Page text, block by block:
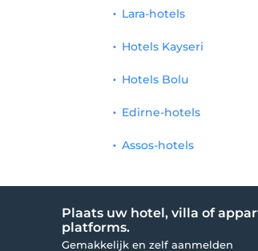
Lara-hotels
Hotels Kayseri
Hotels Bolu
Edirne-hotels
Assos-hotels
Plaats uw hotel, villa of
platforms.
Gemakkelijk en zelf aanmelden